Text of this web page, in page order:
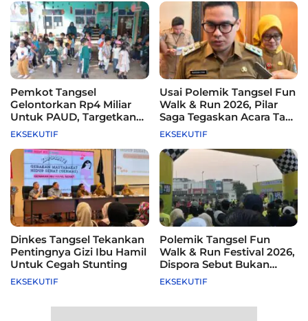
Pemkot Tangsel
Gelontorkan Rp4 Miliar
Untuk PAUD, Targetkan
115 Sekolah
EKSEKUTIF
Usai Polemik Tangsel Fun
Walk & Run 2026, Pilar
Saga Tegaskan Acara Tak
Difasilitasi Pemkot
EKSEKUTIF
Dinkes Tangsel Tekankan
Pentingnya Gizi Ibu Hamil
Untuk Cegah Stunting
EKSEKUTIF
Polemik Tangsel Fun
Walk & Run Festival 2026,
Dispora Sebut Bukan
Agenda Pemkot
EKSEKUTIF